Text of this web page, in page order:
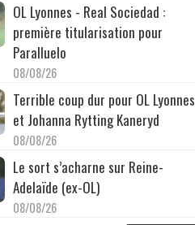
OL Lyonnes - Real Sociedad :
première titularisation pour
Paralluelo
08/08/26
Terrible coup dur pour OL Lyonnes
et Johanna Rytting Kaneryd
08/08/26
Le sort s’acharne sur Reine-
Adelaïde (ex-OL)
08/08/26